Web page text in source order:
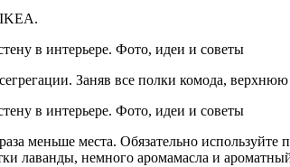
Заняв все полки комода, верхнюю
меньше места. Обязательно
лаванды, немного аромамасла и